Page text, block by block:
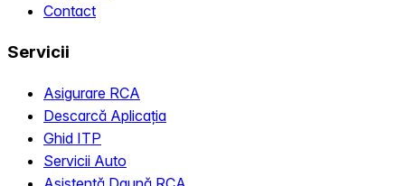
Contact
Servicii
Asigurare RCA
Descarcă Aplicația
Ghid ITP
Servicii Auto